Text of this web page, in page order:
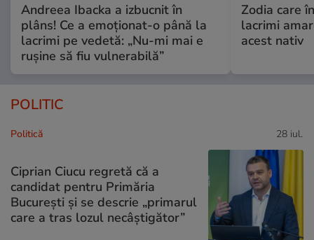
Andreea Ibacka a izbucnit în
plâns! Ce a emoționat-o până la
lacrimi pe vedetă: „Nu-mi mai e
rușine să fiu vulnerabilă”
Zodia care
lacrimi
acest nativ
POLITIC
Politică 28 iul.
Ciprian Ciucu regretă că a
candidat pentru Primăria
București și se descrie „primarul
care a tras lozul necâștigător”